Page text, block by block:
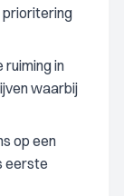
prioritering
ruiming in
waarbij
op een
eerste